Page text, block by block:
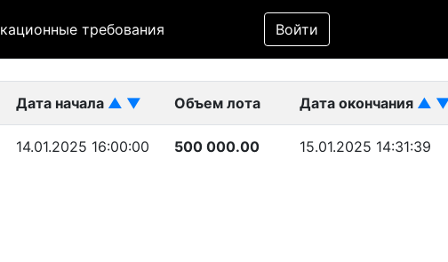
требования Войти
Фильтр
Дата начала ▲ ▼ Объем лота Дата окончания ▲
14.01.2025 16:00:00 500 000.00 15.01.2025 14:31:39